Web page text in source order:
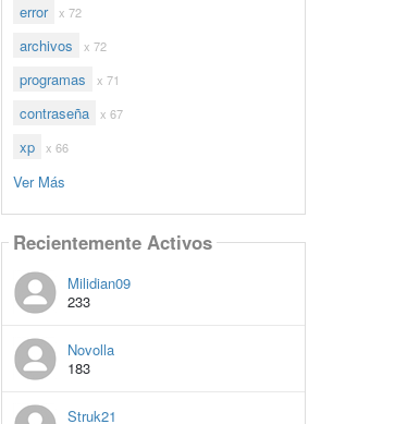
error x 72
archivos x 72
programas x 71
contraseña x 67
xp x 66
Ver Más
Recientemente Activos
Milidian09
233
Novolla
183
Struk21